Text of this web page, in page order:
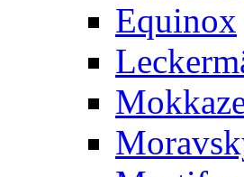
Equinox